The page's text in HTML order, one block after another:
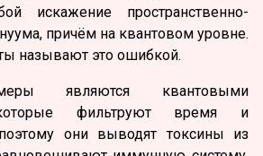
искажение пространственно-
причём на квантовом уровне.
называют это ошибкой.
являются квантовыми
которые фильтруют время и
они выводят токсины из